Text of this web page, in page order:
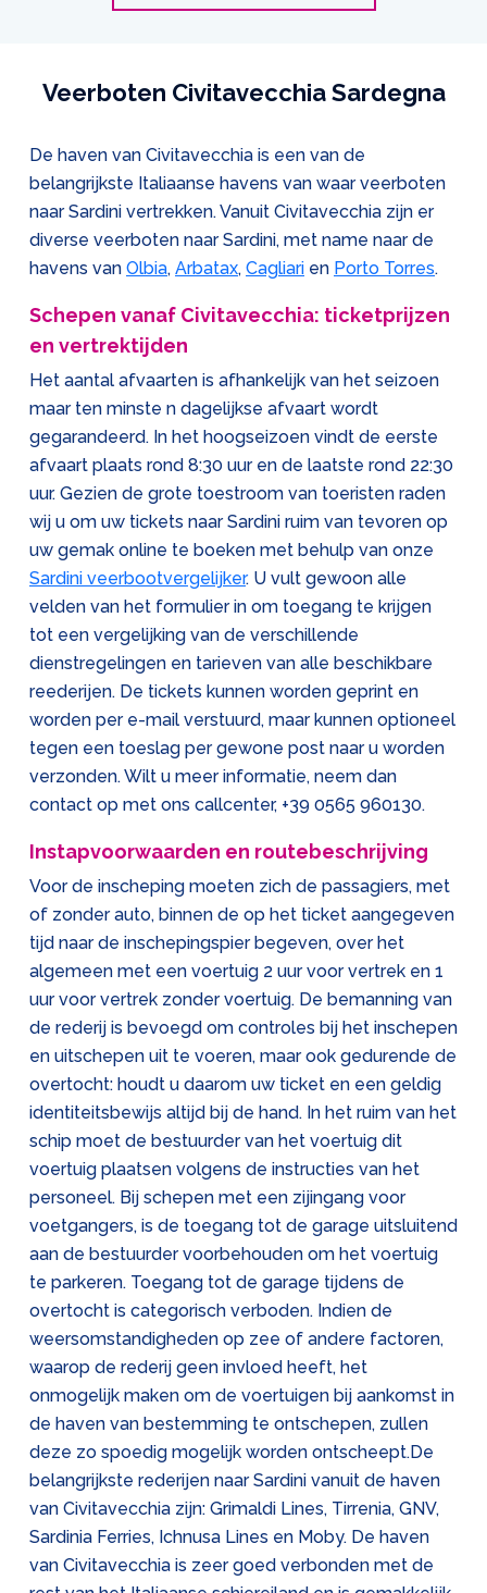
Veerboten Civitavecchia Sardegna
De haven van Civitavecchia is een van de
belangrijkste Italiaanse havens van waar veerboten
naar Sardini vertrekken. Vanuit Civitavecchia zijn er
diverse veerboten naar Sardini, met name naar de
havens van Olbia, Arbatax, Cagliari en Porto Torres.
Schepen vanaf Civitavecchia: ticketprijzen
en vertrektijden
Het aantal afvaarten is afhankelijk van het seizoen
maar ten minste n dagelijkse afvaart wordt
gegarandeerd. In het hoogseizoen vindt de eerste
afvaart plaats rond 8:30 uur en de laatste rond 22:30
uur. Gezien de grote toestroom van toeristen raden
wij u om uw tickets naar Sardini ruim van tevoren op
uw gemak online te boeken met behulp van onze
Sardini veerbootvergelijker. U vult gewoon alle
velden van het formulier in om toegang te krijgen
tot een vergelijking van de verschillende
dienstregelingen en tarieven van alle beschikbare
reederijen. De tickets kunnen worden geprint en
worden per e-mail verstuurd, maar kunnen optioneel
tegen een toeslag per gewone post naar u worden
verzonden. Wilt u meer informatie, neem dan
contact op met ons callcenter, +39 0565 960130.
Instapvoorwaarden en routebeschrijving
Voor de inscheping moeten zich de passagiers, met
of zonder auto, binnen de op het ticket aangegeven
tijd naar de inschepingspier begeven, over het
algemeen met een voertuig 2 uur voor vertrek en 1
uur voor vertrek zonder voertuig. De bemanning van
de rederij is bevoegd om controles bij het inschepen
en uitschepen uit te voeren, maar ook gedurende de
overtocht: houdt u daarom uw ticket en een geldig
identiteitsbewijs altijd bij de hand. In het ruim van het
schip moet de bestuurder van het voertuig dit
voertuig plaatsen volgens de instructies van het
personeel. Bij schepen met een zijingang voor
voetgangers, is de toegang tot de garage uitsluitend
aan de bestuurder voorbehouden om het voertuig
te parkeren. Toegang tot de garage tijdens de
overtocht is categorisch verboden. Indien de
weersomstandigheden op zee of andere factoren,
waarop de rederij geen invloed heeft, het
onmogelijk maken om de voertuigen bij aankomst in
de haven van bestemming te ontschepen, zullen
deze zo spoedig mogelijk worden ontscheept.De
belangrijkste rederijen naar Sardini vanuit de haven
van Civitavecchia zijn: Grimaldi Lines, Tirrenia, GNV,
Sardinia Ferries, Ichnusa Lines en Moby. De haven
van Civitavecchia is zeer goed verbonden met de